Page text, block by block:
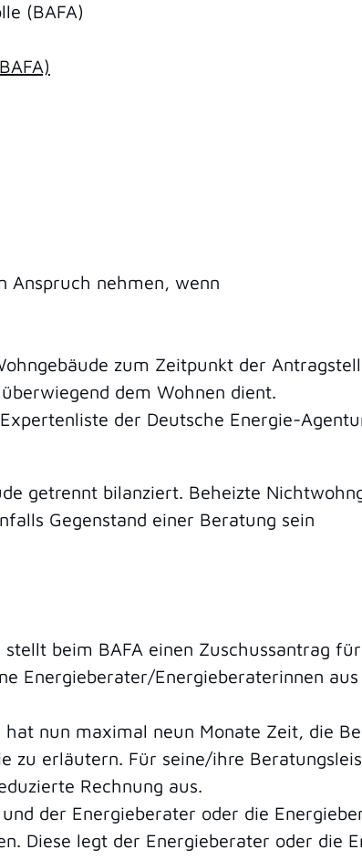
(BAFA)
Anspruch nehmen, wenn
zum Zeitpunkt der
dem Wohnen dient.
der Deutsche Energie-
getrennt bilanziert. Beheizte
Gegenstand einer Beratung sein
beim BAFA einen Zuschussantrag
Energieberater/Energieberaterinnen
nun maximal neun Monate Zeit, die
zu erläutern. Für seine/ihre
Rechnung aus.
der Energieberater oder die
Diese legt der Energieberater oder die